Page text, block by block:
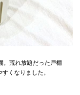
。荒れ放題だった戸棚
くなりました。